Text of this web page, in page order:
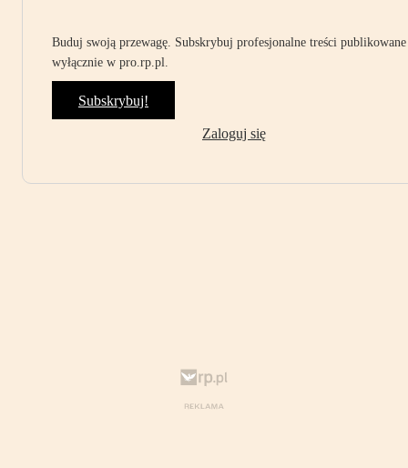
Buduj swoją przewagę. Subskrybuj profesjonalne treści publikowane
wyłącznie w pro.rp.pl.
Subskrybuj!
Zaloguj się